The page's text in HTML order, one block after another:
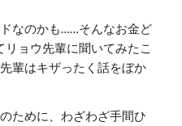
なのかも……そんなお金ど
ョウ先輩に聞いてみたこ
輩はキザったく話をぼか
ために、わざわざ手間ひ